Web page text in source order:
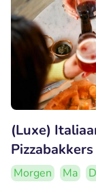
(Luxe)
Morgen Ma